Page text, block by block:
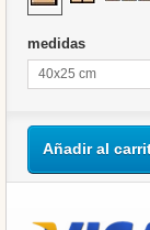
medidas
40x25 cm
Añadir al